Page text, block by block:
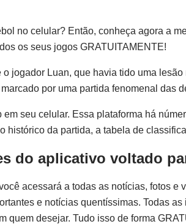
no celular? Então, conheça agora a
os seus jogos GRATUITAMENTE!
jogador Luan, que havia tido uma
por uma partida fenomenal das
seu celular. Essa plataforma há
da partida, a tabela de
do aplicativo voltado
acessará a todas as notícias, fotos e
e notícias quentíssimas. Todas
quem desejar. Tudo isso de forma